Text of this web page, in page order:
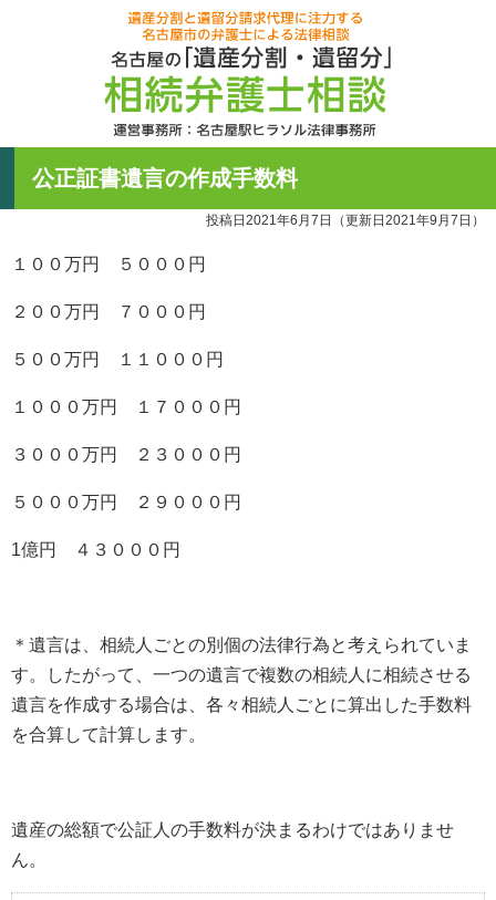
遺産分割と
052-756-
公正証書遺言の作成手数料
投稿日2021年6月7日 （更新日2021年9月7日）
１００万円 ５０００円
２００万円 ７０００円
５００万円 １１０００円
１０００万円 １７０００円
３０００万円 ２３０００円
５０００万円 ２９０００円
1億円 ４３０００円
＊遺言は、相続人ごとの別個の法律行為と考えられていま
す。したがって、一つの遺言で複数の相続人に相続させる
遺言を作成する場合は、各々相続人ごとに算出した手数料
を合算して計算します。
遺産の総額で公証人の手数料が決まるわけではありませ
ん。